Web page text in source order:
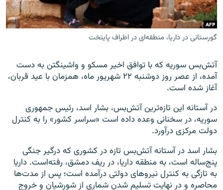
زبان‌های دیگر
گورستانی در داریا، منطقه‌ای در اطراف پایتخت
آتش‌بس سوریه که با توافق اخیر مسکو و واشینگتن به دست
آمده، از عصر روز دوشنبه ۲۲ شهریور ماه، همزمان با عید قربان،
آغاز شده است.
در آستانه این تازه‌ترین آتش‌بس، بشار اسد، رئیس جمهوری
سوریه، در سخنانی وعده داده است «سراسر کشور» را به کنترل
دولت مرکزی درآورد.
بشار اسد در آستانه آتش‌بس تازه در کشوری که درگیر جنگی
پنج‌ساله است، به منطقه داریا، در ریف دمشق، رفته‌است. داریا
به تازگی به کنترل نیروهای دولتی درآمده است؛ پس از مدت‌ها
محاصره و در نهایت تسلیم شدن شماری از شورشیان و خروج